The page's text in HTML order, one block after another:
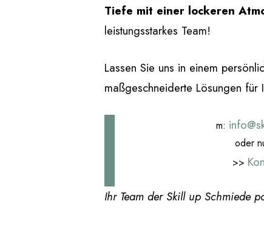
Tiefe mit einer lockeren
leistungsstarkes Team!
Lassen Sie uns in einem
maßgeschneiderte Lösungen für
m:
oder
>>
Ihr Team der Skill up Schmiede